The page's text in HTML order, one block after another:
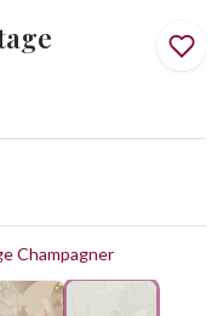
Champagner